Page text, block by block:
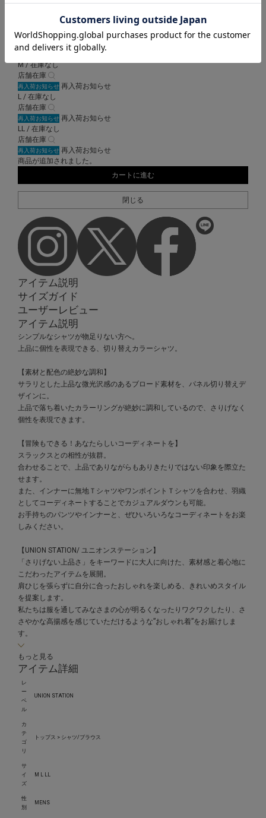
M / 在庫なし
店舗在庫
再入荷お知らせ 再入荷お知らせ
L / 在庫なし
店舗在庫
再入荷お知らせ 再入荷お知らせ
LL / 在庫なし
店舗在庫
再入荷お知らせ 再入荷お知らせ
商品が追加されました。
カートに進む
閉じる
アイテム説明
サイズガイド
ユーザーレビュー
アイテム説明
シンプルなシャツが物足りない方へ。
上品に個性を表現できる、切り替えカラーシャツ。
【素材と配色の絶妙な調和】
サラリとした上品な微光沢感のあるブロード素材を、パネル切り替えデ
ザインに。
上品で落ち着いたカラーリングが絶妙に調和しているので、さりげなく
個性を表現できます。
【冒険もできる！あなたらしいコーディネートを】
スラックスとの相性が抜群。
合わせることで、上品でありながらもありきたりではない印象を際立た
せます。
また、インナーに無地ＴシャツやワンポイントＴシャツを合わせ、羽織
としてコーディネートすることでカジュアルダウンも可能。
お手持ちのパンツやインナーと、ぜひいろいろなコーディネートをお楽
しみください。
【UNION STATION/ ユニオンステーション】
「さりげない上品さ」をキーワードに大人に向けた、素材感と着心地に
こだわったアイテムを展開。
肩ひじを張らずに自分に合ったおしゃれを楽しめる、きれいめスタイル
を提案します。
私たちは服を通してみなさまの心が明るくなったりワクワクしたり、さ
さやかな高揚感を感じていただけるような”おしゃれ着”をお届けしま
す。
もっと見る
アイテム詳細
レ
ー
ベ
ル
UNION STATION
カ
テ
ゴ
リ
トップス > シャツ/ブラウス
サ
イ
ズ
M L LL
性
別
MENS